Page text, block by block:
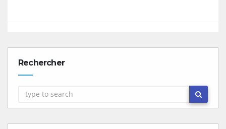
Rechercher